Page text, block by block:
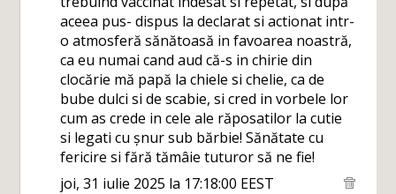
aceea pus- dispus la declarat si actionat intr-
o atmosferă sănătoasă in favoarea noastră,
ca eu numai cand aud că-s in chirie din
clocărie mă papă la chiele si chelie, ca de
bube dulci si de scabie, si cred in vorbele lor
cum as crede in cele ale răposatilor la cutie
si legati cu șnur sub bărbie! Sănătate cu
fericire si fără tămâie tuturor să ne fie!
joi, 31 iulie 2025 la 17:18:00 EEST